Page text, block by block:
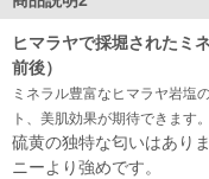
ヒマラヤで採堀されたミ
前後）
ミネラル豊富なヒマラヤ岩塩
ト、美肌効果が期待できます。
硫黄の独特な匂いはあり
ニーより強めです。